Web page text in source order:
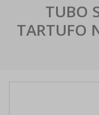
TUBO
TARTUFO